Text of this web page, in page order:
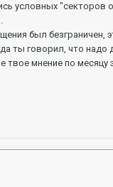
условных "секторов
был безграничен,
ты говорил, что надо
твое мнение по месяцу